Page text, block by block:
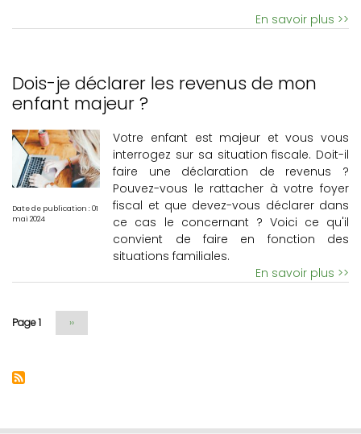
En savoir plus >>
Dois-je déclarer les revenus de mon
enfant majeur ?
Date de publication : 01
mai 2024
Votre enfant est majeur et vous vous
interrogez sur sa situation fiscale. Doit-il
faire une déclaration de revenus ?
Pouvez-vous le rattacher à votre foyer
fiscal et que devez-vous déclarer dans
ce cas le concernant ? Voici ce qu'il
convient de faire en fonction des
situations familiales.
En savoir plus >>
Page 1 Page
suivante
››